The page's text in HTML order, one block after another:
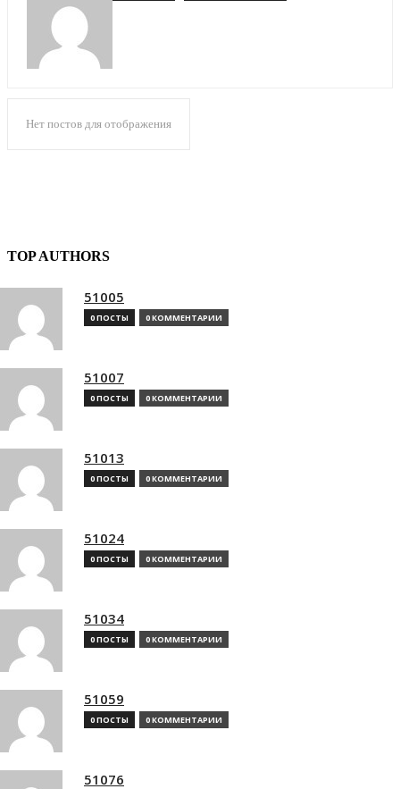
Нет постов для отображения
TOP AUTHORS
51005
0 ПОСТЫ 0 КОММЕНТАРИИ
51007
0 ПОСТЫ 0 КОММЕНТАРИИ
51013
0 ПОСТЫ 0 КОММЕНТАРИИ
51024
0 ПОСТЫ 0 КОММЕНТАРИИ
51034
0 ПОСТЫ 0 КОММЕНТАРИИ
51059
0 ПОСТЫ 0 КОММЕНТАРИИ
51076